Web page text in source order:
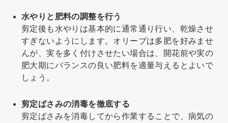
水やりと肥料の調整を行う
剪定後も水やりは基本的に通常通り行い、乾燥させ
すぎないようにします。オリーブは多肥を好みませ
んが、実を多く付けさせたい場合は、開花前や実の
肥大期にバランスの良い肥料を適量与えるとよいで
しょう。
剪定ばさみの消毒を徹底する
剪定ばさみを消毒してから作業することで、病気の